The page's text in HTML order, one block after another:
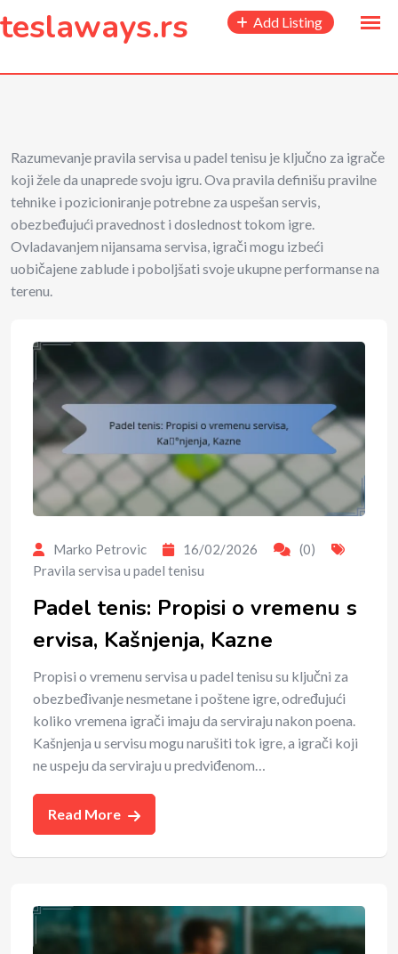
content
teslaways.rs Add Listing
Razumevanje pravila servisa u padel tenisu je ključno za igrače
koji žele da unaprede svoju igru. Ova pravila definišu pravilne
tehnike i pozicioniranje potrebne za uspešan servis,
obezbeđujući pravednost i doslednost tokom igre.
Ovladavanjem nijansama servisa, igrači mogu izbeći
uobičajene zablude i poboljšati svoje ukupne performanse na
terenu.
Marko Petrovic 16/02/2026
(0)
Pravila servisa u padel tenisu
Padel tenis: Propisi o vremenu s
ervisa, Kašnjenja, Kazne
Propisi o vremenu servisa u padel tenisu su ključni za
obezbeđivanje nesmetane i poštene igre, određujući
koliko vremena igrači imaju da serviraju nakon poena.
Kašnjenja u servisu mogu narušiti tok igre, a igrači koji
ne uspeju da serviraju u predviđenom…
Read More